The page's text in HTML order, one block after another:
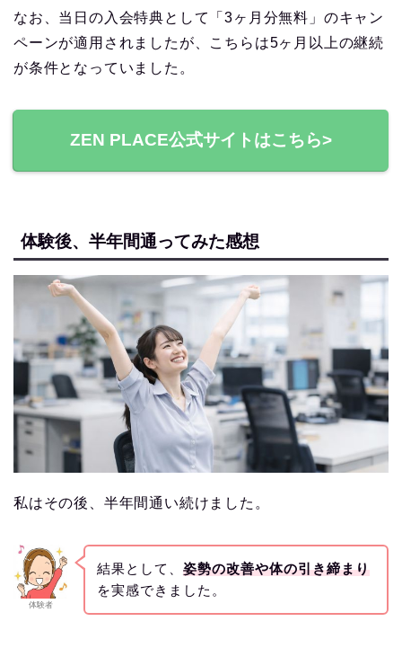
なお、当日の入会特典として「3ヶ月分無料」のキャン
ペーンが適用されましたが、こちらは5ヶ月以上の継続
が条件となっていました。
ZEN PLACE公式サイトはこちら>
体験後、半年間通ってみた感想
私はその後、半年間通い続けました。
体験者
結果として、 姿勢の改善や体の引き締まり
を実感できました。